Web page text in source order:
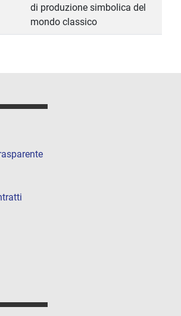
di produzione simbolica del
mondo classico